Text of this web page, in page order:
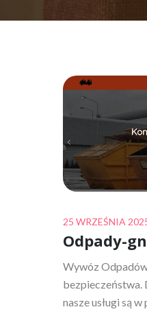
Posted
on
25 WRZEŚNIA
Odpady-
Wywóz
bezpieczeństwa.
nasze usługi są